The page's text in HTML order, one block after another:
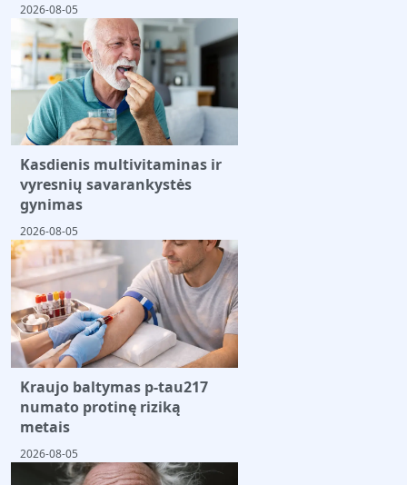
2026-08-05
Kasdienis multivitaminas ir
vyresnių savarankystės
gynimas
2026-08-05
Kraujo baltymas p-tau217
numato protinę riziką
metais
2026-08-05